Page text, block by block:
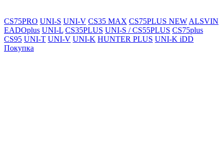
CS75PRO UNI-S UNI-V CS35 MAX CS75PLUS NEW ALSVIN
EADOplus UNI-L CS35PLUS UNI-S / CS55PLUS CS75plus
CS95 UNI-T UNI-V UNI-K HUNTER PLUS UNI-K iDD
Покупка